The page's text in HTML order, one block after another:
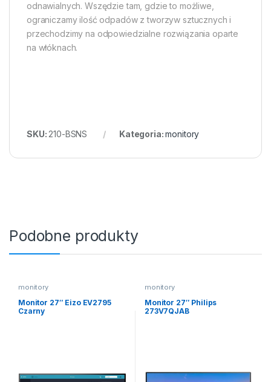
odnawialnych. Wszędzie tam, gdzie to możliwe,
ograniczamy ilość odpadów z tworzyw sztucznych i
przechodzimy na odpowiedzialne rozwiązania oparte
na włóknach.
SKU: 210-BSNS Kategoria:monitory
Podobne produkty
monitory
Monitor 27″ Eizo EV2795
Czarny
monitory
Monitor 27″ Philips
273V7QJAB